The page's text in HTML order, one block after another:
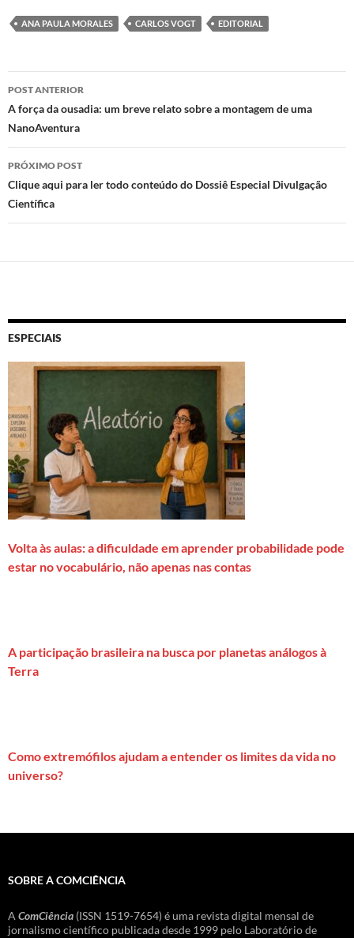
to
d
o
n
e
b
o
o
k
at
s
A
p
nt
ANA PAULA MORALES CARLOS VOGT EDITORIAL
Navegação
de
posts
POST ANTERIOR
A força da ousadia: um breve relato sobre a montagem de uma
NanoAventura
PRÓXIMO POST
Clique aqui para ler todo conteúdo do Dossiê Especial Divulgação
Científica
ESPECIAIS
Volta às aulas: a dificuldade em aprender probabilidade pode
estar no vocabulário, não apenas nas contas
A participação brasileira na busca por planetas análogos à
Terra
Como extremófilos ajudam a entender os limites da vida no
universo?
SOBRE A COMCIÊNCIA
A ComCiência (ISSN 1519-7654) é uma revista digital mensal de
jornalismo científico publicada desde 1999 pelo Laboratório de